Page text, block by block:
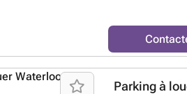
commun (Bus
pratique et
de temps à
ligne et simplifiez
directement
Parking à